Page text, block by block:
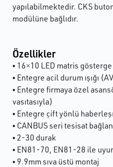
yapılabilmektedir. CKS
modülüne bağlıdır.
Özellikler
▪ 16×10 LED matris gösterge
▪ Entegre acil durum ışığı
▪ Entegre firmaya özel
vasıtasıyla)
▪ Entegre çift yönlü
▪ CANBUS seri tesisat
▪ 2-30 durak
▪ EN81-70, EN81-28 ile
▪ 9.9mm sıva üstü montaj